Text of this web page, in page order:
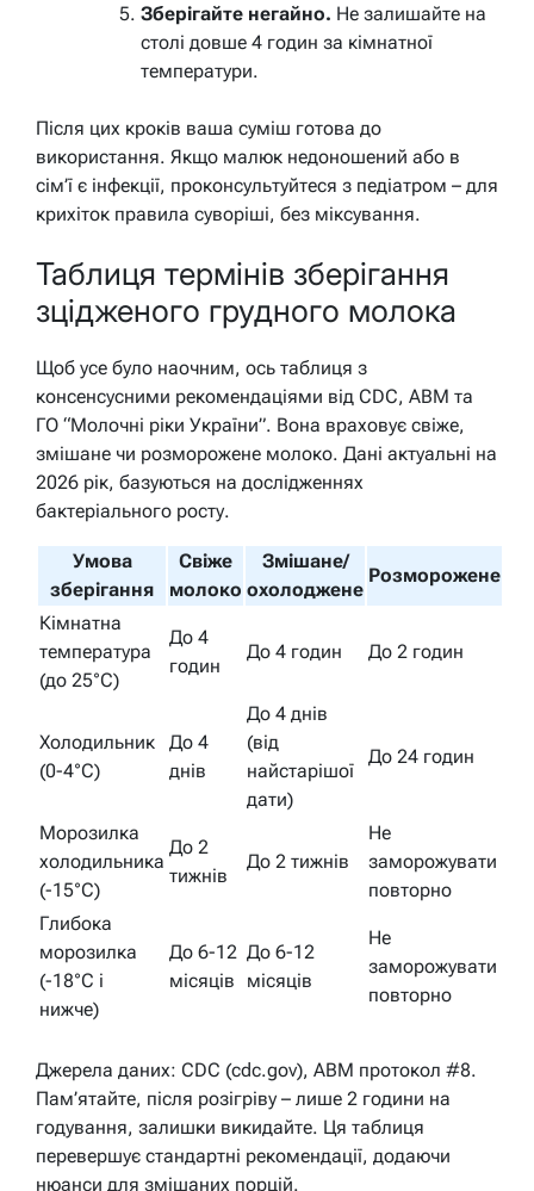
Зберігайте негайно. Не залишайте на
столі довше 4 годин за кімнатної
температури.
Після цих кроків ваша суміш готова до
використання. Якщо малюк недоношений або в
сім’ї є інфекції, проконсультуйтеся з педіатром – для
крихіток правила суворіші, без міксування.
Таблиця термінів зберігання
зцідженого грудного молока
Щоб усе було наочним, ось таблиця з
консенсусними рекомендаціями від CDC, ABM та
ГО “Молочні ріки України”. Вона враховує свіже,
змішане чи розморожене молоко. Дані актуальні на
2026 рік, базуються на дослідженнях
бактеріального росту.
Умова
зберігання
Свіже
молоко
Змішане/
охолоджене
Розморожене
Кімнатна
температура
(до 25°C)
До 4
годин
До 4 годин До 2 годин
Холодильник
(0-4°C)
До 4
днів
До 4 днів
(від
найстарішої
дати)
До 24 годин
Морозилка
холодильника
(-15°C)
До 2
тижнів
До 2 тижнів
Не
заморожувати
повторно
Глибока
морозилка
(-18°C і
нижче)
До 6-12
місяців
До 6-12
місяців
Не
заморожувати
повторно
Джерела даних: CDC (cdc.gov), ABM протокол #8.
Пам’ятайте, після розігріву – лише 2 години на
годування, залишки викидайте. Ця таблиця
перевершує стандартні рекомендації, додаючи
нюанси для змішаних порцій.